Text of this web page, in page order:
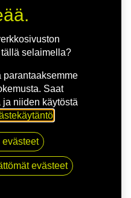
5-130 E39,1 C66,56 R14
selaimella?
parantaaksemme
Saat
ja niiden käytöstä
evästeet